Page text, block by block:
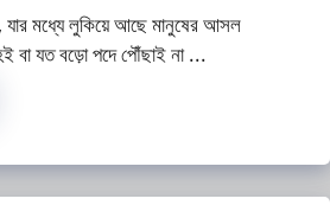
মধ্যে লুকিয়ে আছে মানুষের আসল
বা যত বড়ো পদে পৌঁছাই না ...